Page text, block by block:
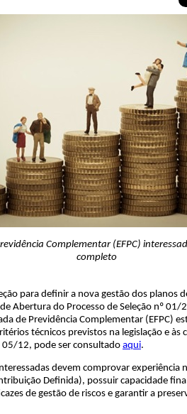
Complementar (EFPC)
completo
para definir a nova gestão dos planos
Abertura do Processo de Seleção nº 01/
de Previdência Complementar (EFPC)
técnicos previstos na legislação e às
12, pode ser consultado aqui.
devem comprovar experiência
Definida), possuir capacidade
de gestão de riscos e garantir a